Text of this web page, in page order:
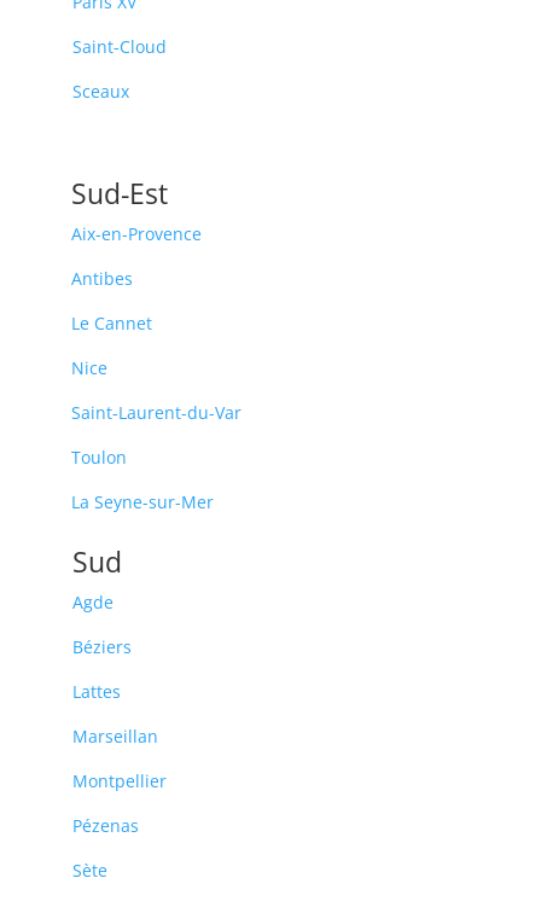
Saint-Cloud
Sceaux
Sud-Est
Aix-en-Provence
Antibes
Le Cannet
Nice
Saint-Laurent-du-Var
Toulon
La Seyne-sur-Mer
Sud
Agde
Béziers
Lattes
Marseillan
Montpellier
Pézenas
Sète